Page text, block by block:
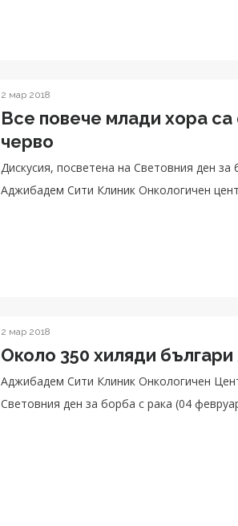
2 мар 2018
Все повече млади хора
черво
Дискусия, посветена на Световния ден за борба
Аджибадем Сити Клиник Онкологичен
2 мар 2018
Около 350 хиляди
Аджибадем Сити Клиник Онкологичен
Световния ден за борба с рака (04